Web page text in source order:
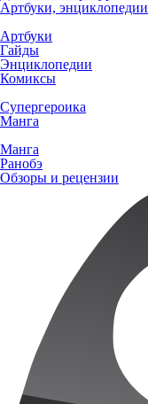
Артбуки, энциклопедии
Артбуки
Гайды
Энциклопедии
Комиксы
Супергероика
Манга
Манга
Ранобэ
Обзоры и рецензии